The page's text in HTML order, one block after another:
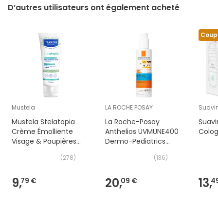
D’autres utilisateurs ont également acheté
Mustela
Mustela Stelatopia
Crème Émolliente
Visage & Paupières
(278)
9,79 €
LA ROCHE POSAY
La Roche-Posay
Anthelios UVMUNE400
Dermo-Pediatrics
(136)
20,09 € 13,